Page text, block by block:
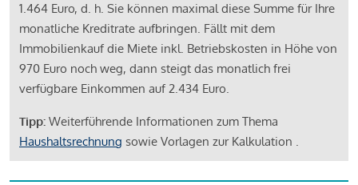
1.464 Euro, d. h. Sie können maximal diese Summe für Ihre
monatliche Kreditrate aufbringen. Fällt mit dem
Immobilienkauf die Miete inkl. Betriebskosten in Höhe von
970 Euro noch weg, dann steigt das monatlich frei
verfügbare Einkommen auf 2.434 Euro.
Tipp: Weiterführende Informationen zum Thema
Haushaltsrechnung sowie Vorlagen zur Kalkulation .